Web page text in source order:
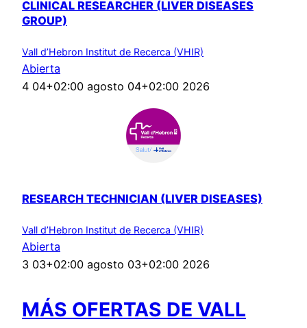
CLINICAL RESEARCHER (LIVER DISEASES
GROUP)
Vall d’Hebron Institut de Recerca (VHIR)
Abierta
4 04+02:00 agosto 04+02:00 2026
RESEARCH TECHNICIAN (LIVER DISEASES)
Vall d’Hebron Institut de Recerca (VHIR)
Abierta
3 03+02:00 agosto 03+02:00 2026
MÁS OFERTAS DE VALL